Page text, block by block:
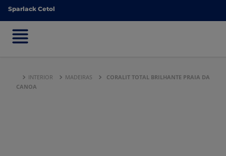
Sparlack Cetol
Sparlack Cetol
INTERIOR MADEIRAS
CORALIT TOTAL BRILHANTE PRAIA DA
CANOA